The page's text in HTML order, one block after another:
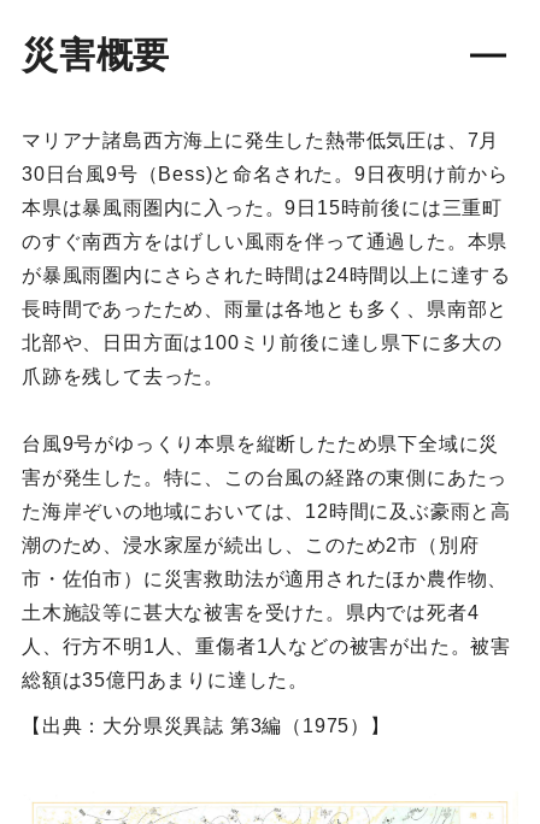
災害概要
マリアナ諸島西方海上に発生した熱帯低気圧は、7月
30日台風9号（Bess)と命名された。9日夜明け前から
本県は暴風雨圏内に入った。9日15時前後には三重町
のすぐ南西方をはげしい風雨を伴って通過した。本県
が暴風雨圏内にさらされた時間は24時間以上に達する
長時間であったため、雨量は各地とも多く、県南部と
北部や、日田方面は100ミリ前後に達し県下に多大の
爪跡を残して去った。
台風9号がゆっくり本県を縦断したため県下全域に災
害が発生した。特に、この台風の経路の東側にあたっ
た海岸ぞいの地域においては、12時間に及ぶ豪雨と高
潮のため、浸水家屋が続出し、このため2市（別府
市・佐伯市）に災害救助法が適用されたほか農作物、
土木施設等に甚大な被害を受けた。県内では死者4
人、行方不明1人、重傷者1人などの被害が出た。被害
総額は35億円あまりに達した。
【出典：大分県災異誌 第3編（1975）】